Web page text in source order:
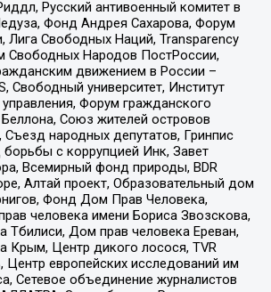
Русский антивоенный комитет в
Фонд Андрея Сахарова, Форум
Лига Свободных Наций, Transparеncy
Свободных Народов ПостРоссии,
движением в России –
Свободный университет, Институт
Форум гражданского
Союз жителей островов
народных депутатов, Гринпис
с коррупцией Инк, Завет
Всемирный фонд природы, BDR
Алтай проект, Образовательный дом
Фонд Дом Прав Человека,
человека имени Бориса Звозскова,
Тбилиси, Дом прав человека Ереван,
Крым, Центр дикого лосося, TVR
европейских исследований им
Сетевое объединение журналистов